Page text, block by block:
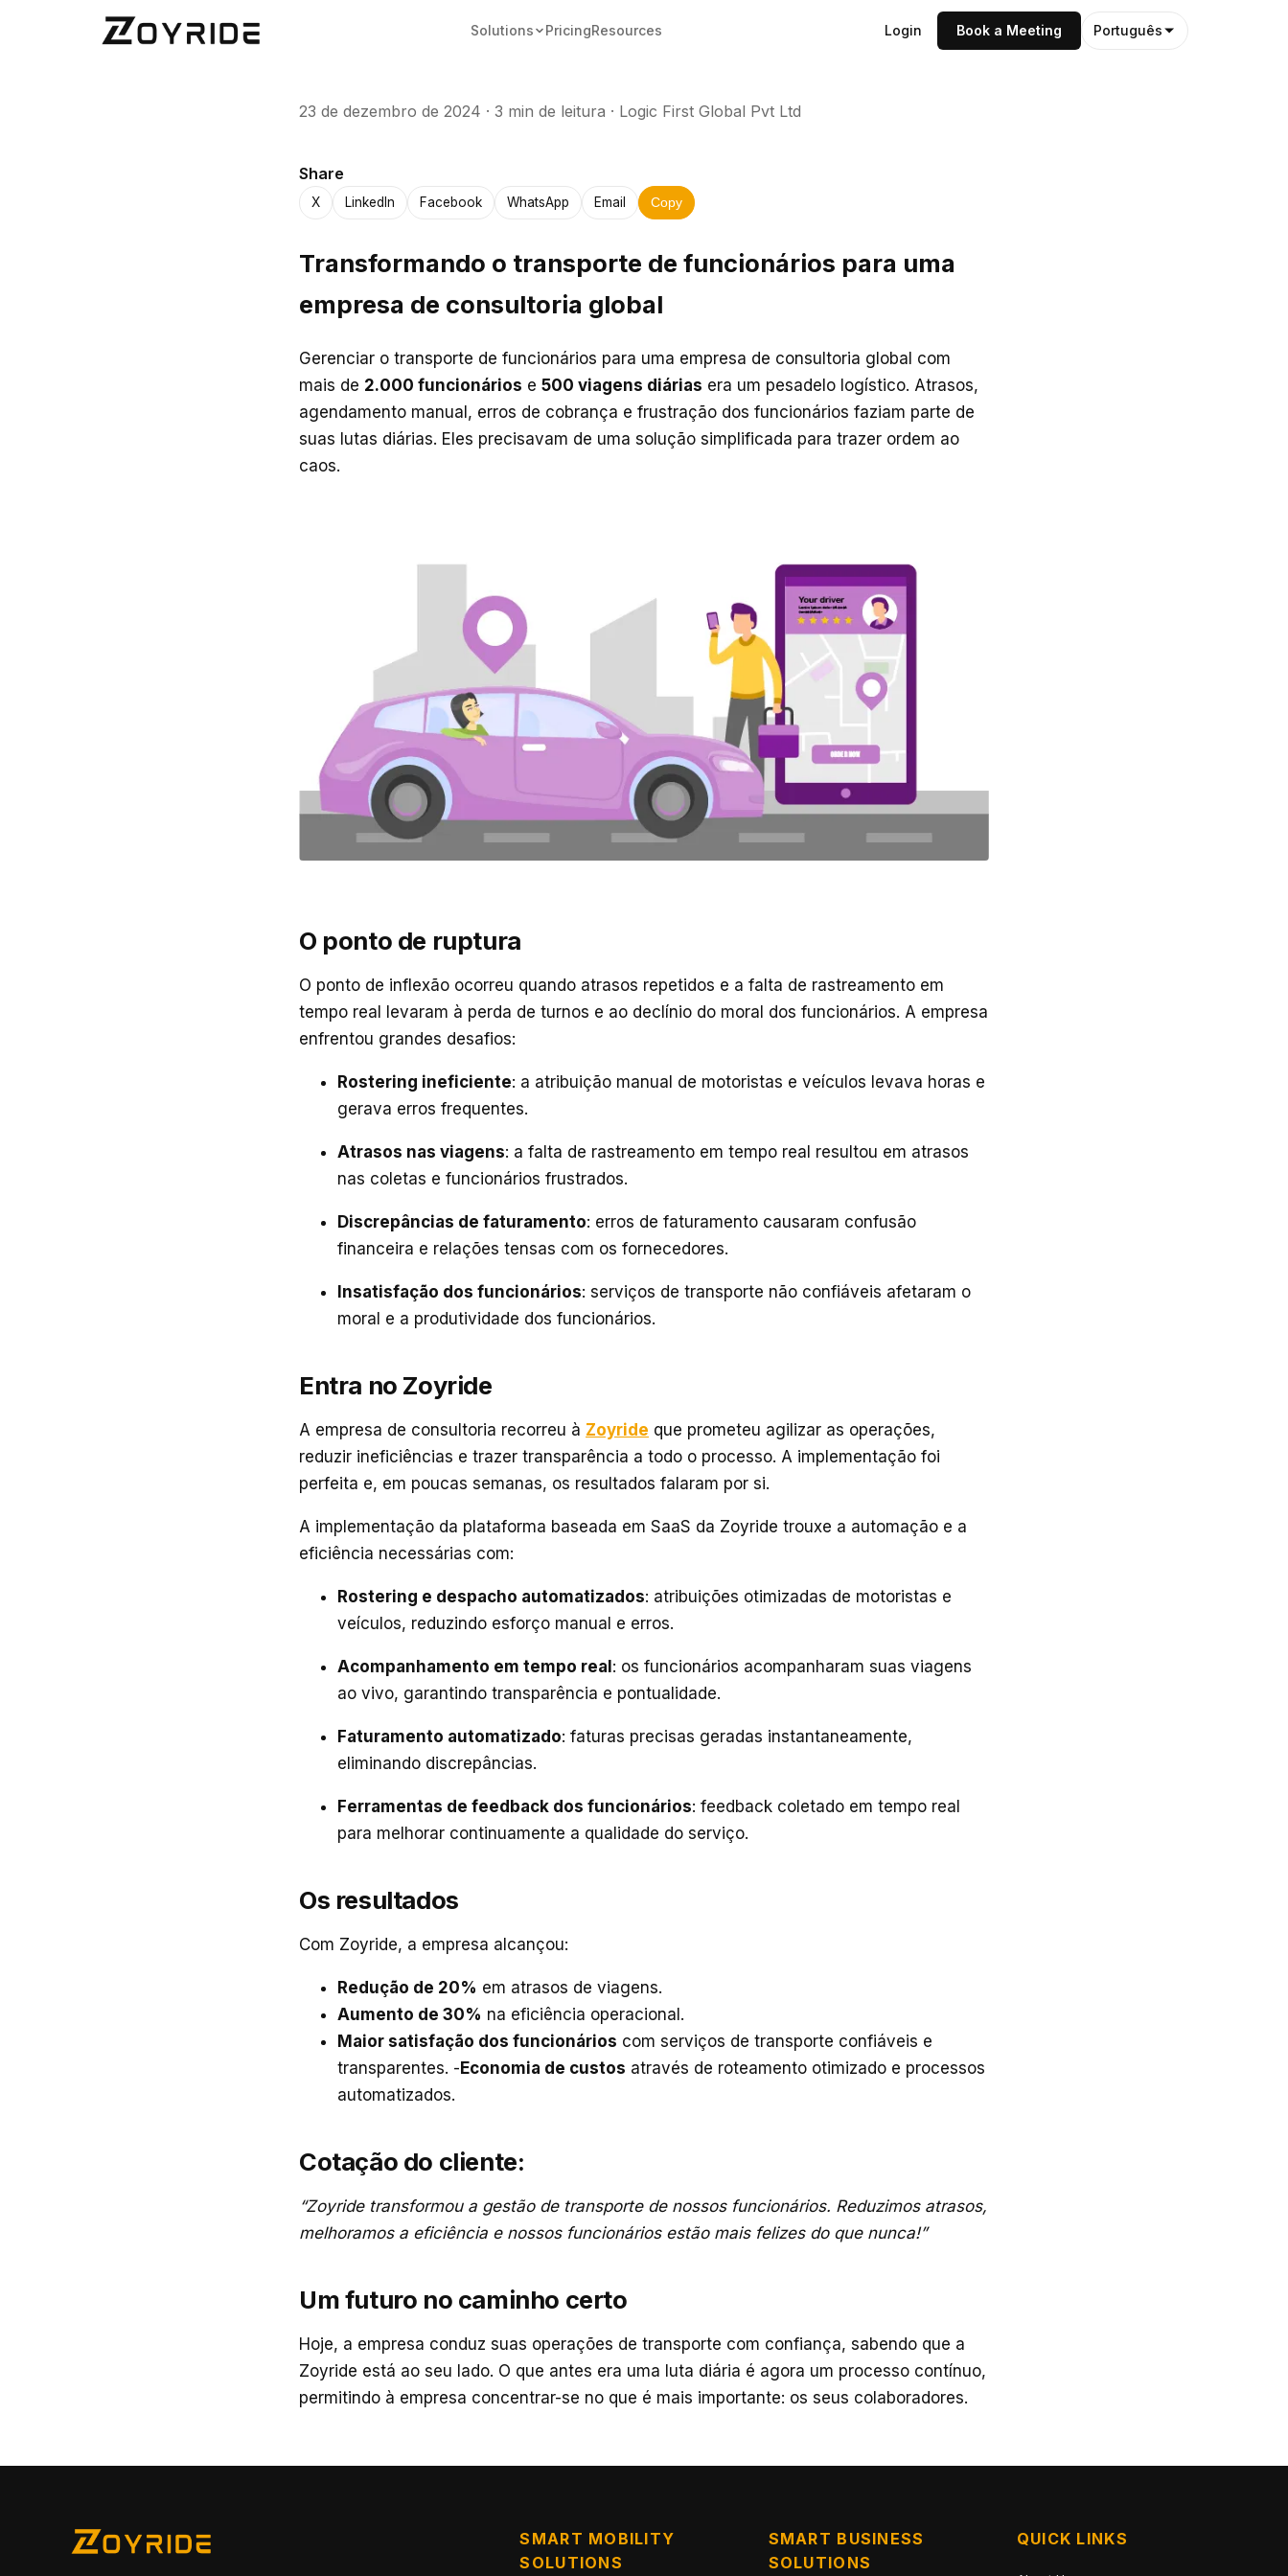
Solutions PricingResources Login Book a Meeting Português
23 de dezembro de 2024 · 3 min de leitura · Logic First Global Pvt Ltd
Share
X LinkedIn Facebook WhatsApp Email Copy
Transformando o transporte de funcionários para uma
empresa de consultoria global
Gerenciar o transporte de funcionários para uma empresa de consultoria global com
mais de 2.000 funcionários e 500 viagens diárias era um pesadelo logístico. Atrasos,
agendamento manual, erros de cobrança e frustração dos funcionários faziam parte de
suas lutas diárias. Eles precisavam de uma solução simplificada para trazer ordem ao
caos.
O ponto de ruptura
O ponto de inflexão ocorreu quando atrasos repetidos e a falta de rastreamento em
tempo real levaram à perda de turnos e ao declínio do moral dos funcionários. A empresa
enfrentou grandes desafios:
Rostering ineficiente: a atribuição manual de motoristas e veículos levava horas e
gerava erros frequentes.
Atrasos nas viagens: a falta de rastreamento em tempo real resultou em atrasos
nas coletas e funcionários frustrados.
Discrepâncias de faturamento: erros de faturamento causaram confusão
financeira e relações tensas com os fornecedores.
Insatisfação dos funcionários: serviços de transporte não confiáveis ​​afetaram o
moral e a produtividade dos funcionários.
Entra no Zoyride
A empresa de consultoria recorreu à Zoyride que prometeu agilizar as operações,
reduzir ineficiências e trazer transparência a todo o processo. A implementação foi
perfeita e, em poucas semanas, os resultados falaram por si.
A implementação da plataforma baseada em SaaS da Zoyride trouxe a automação e a
eficiência necessárias com:
Rostering e despacho automatizados: atribuições otimizadas de motoristas e
veículos, reduzindo esforço manual e erros.
Acompanhamento em tempo real: os funcionários acompanharam suas viagens
ao vivo, garantindo transparência e pontualidade.
Faturamento automatizado: faturas precisas geradas instantaneamente,
eliminando discrepâncias.
Ferramentas de feedback dos funcionários: feedback coletado em tempo real
para melhorar continuamente a qualidade do serviço.
Os resultados
Com Zoyride, a empresa alcançou:
Redução de 20% em atrasos de viagens.
Aumento de 30% na eficiência operacional.
Maior satisfação dos funcionários com serviços de transporte confiáveis ​​e
transparentes. -Economia de custos através de roteamento otimizado e processos
automatizados.
Cotação do cliente:
“Zoyride transformou a gestão de transporte de nossos funcionários. Reduzimos atrasos,
melhoramos a eficiência e nossos funcionários estão mais felizes do que nunca!”
Um futuro no caminho certo
Hoje, a empresa conduz suas operações de transporte com confiança, sabendo que a
Zoyride está ao seu lado. O que antes era uma luta diária é agora um processo contínuo,
permitindo à empresa concentrar-se no que é mais importante: os seus colaboradores.
SMART MOBILITY
SOLUTIONS
SMART BUSINESS
SOLUTIONS
QUICK LINKS